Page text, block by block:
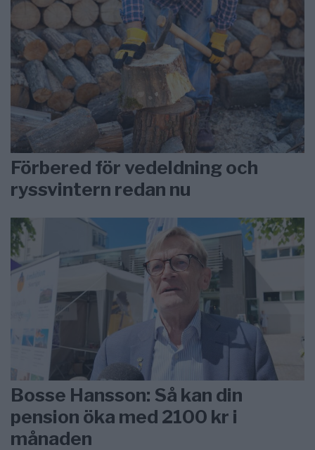
Förbered för vedeldning och
ryssvintern redan nu
Bosse Hansson: Så kan din
pension öka med 2100 kr i
månaden